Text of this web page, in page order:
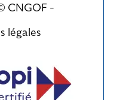
CNGOF -
légales